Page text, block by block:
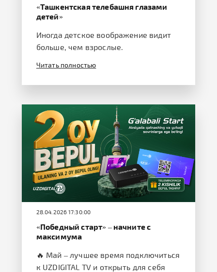
«Ташкентская телебашня глазами
детей»
Иногда детское воображение видит
больше, чем взрослые.
Читать полностью
28.04.2026 17:30:00
«Победный старт» – начните с
максимума
🔥 Май – лучшее время подключиться
к UZDIGITAL TV и открыть для себя